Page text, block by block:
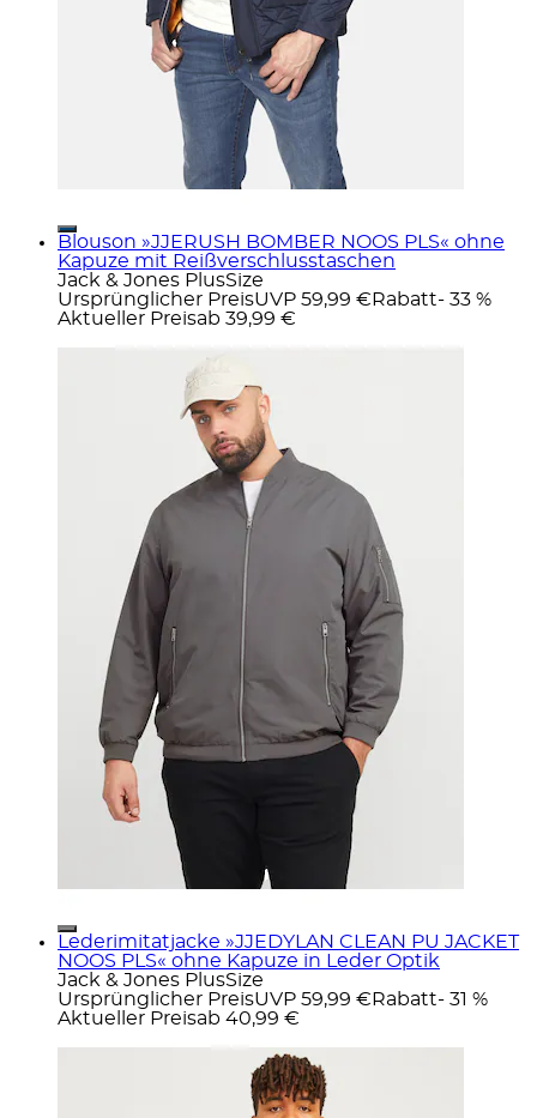
Blouson »JJERUSH BOMBER NOOS PLS« ohne
Kapuze mit Reißverschlusstaschen
Jack & Jones PlusSize
Ursprünglicher PreisUVP 59,99 € Rabatt- 33 %
Aktueller Preisab 39,99 €
Lederimitatjacke »JJEDYLAN CLEAN PU JACKET
NOOS PLS« ohne Kapuze in Leder Optik
Jack & Jones PlusSize
Ursprünglicher PreisUVP 59,99 € Rabatt- 31 %
Aktueller Preisab 40,99 €